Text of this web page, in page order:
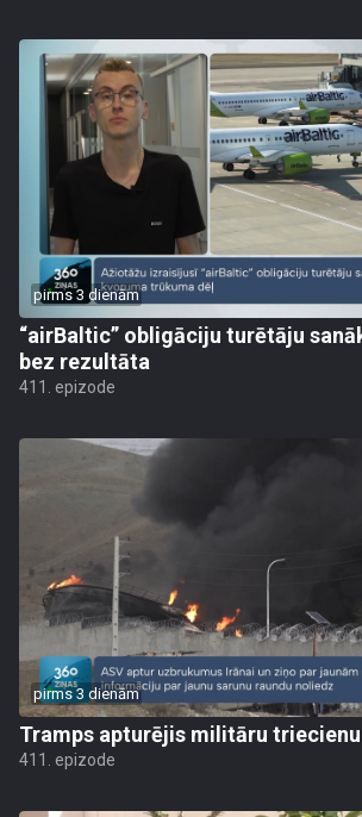
pirms 3 dienām
“airBaltic” obligāciju turētāju
bez rezultāta
411. epizode
pirms 3 dienām
Tramps apturējis militāru
411. epizode